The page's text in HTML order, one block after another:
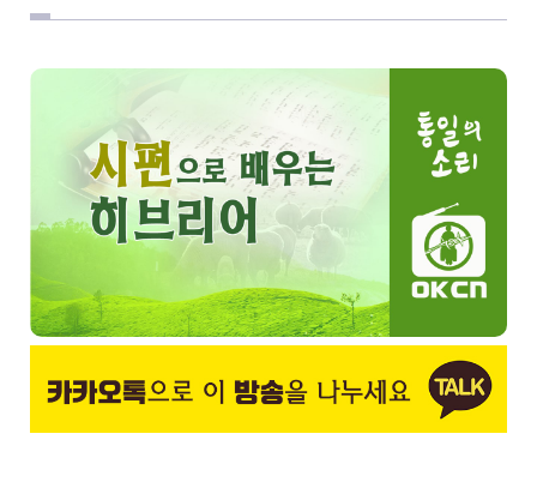
남북연합예배
선교지
남과 북, 우리는 한가족
예 하나님, 제가 여기 있
습니다
언니, 여기 남조선이야
길 위의 복음
진리를 찾아서
모퉁이돌
들리십니까, 여기는 모
퉁이돌선교회입니다